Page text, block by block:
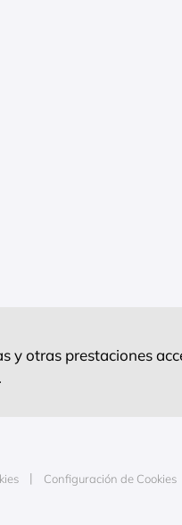
y otras prestaciones
Configuración de Cookies